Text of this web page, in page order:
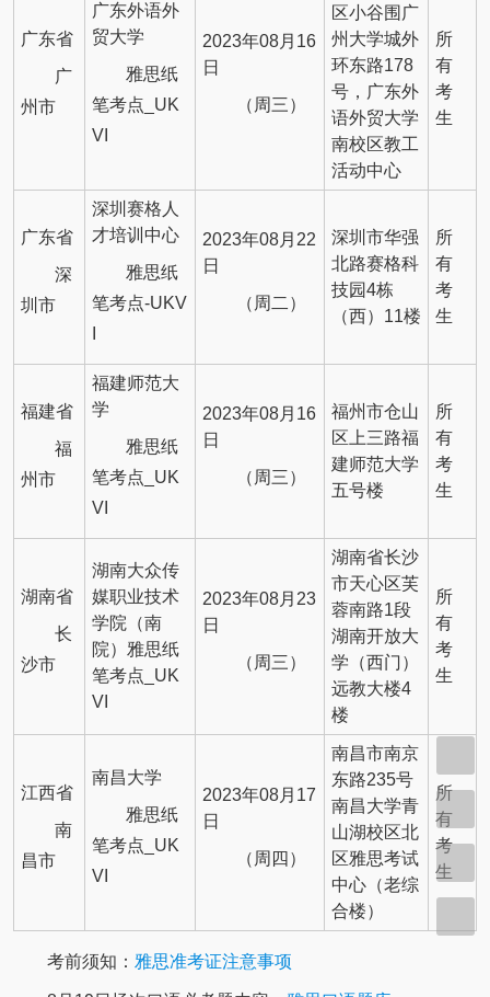
广东省
广
州市
广东外语外
贸大学
雅思纸
笔考点_UK
VI
2023年08月16
日
（周三）
区小谷围广
州大学城外
环东路178
号，广东外
语外贸大学
南校区教工
活动中心
所
有
考
生
广东省
深
圳市
深圳赛格人
才培训中心
雅思纸
笔考点-UKV
2023年08月22
日
（周二）
深圳市华强
北路赛格科
技园4栋
（西）11楼
所
有
考
生
福建省
福
州市
福建师范大
学
雅思纸
笔考点_UK
VI
2023年08月16
日
（周三）
福州市仓山
区上三路福
建师范大学
五号楼
所
有
考
生
湖南省
长
沙市
湖南大众传
媒职业技术
学院（南
院）雅思纸
笔考点_UK
VI
2023年08月23
日
（周三）
湖南省长沙
市天心区芙
蓉南路1段
湖南开放大
学（西门）
远教大楼4
楼
所
有
考
生
江西省
南
昌市
南昌大学
雅思纸
笔考点_UK
VI
2023年08月17
日
（周四）
南昌市南京
东路235号
南昌大学青
山湖校区北
区雅思考试
中心（老综
合楼）
所
有
考
生
考前须知： 雅思准考证注意事项